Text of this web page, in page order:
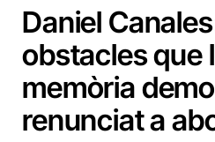
Daniel
obstacles que
memòria
renunciat a